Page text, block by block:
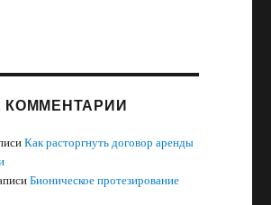
Как расторгнуть договор аренды
Бионическое протезирование